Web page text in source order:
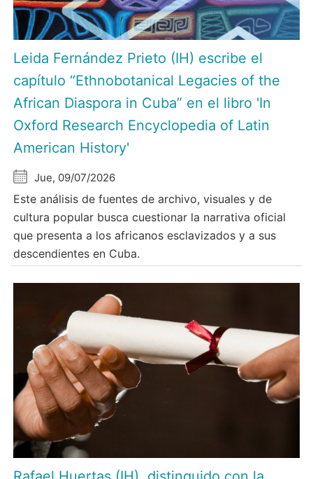
Leida Fernández Prieto (IH) escribe el
capítulo “Ethnobotanical Legacies of the
African Diaspora in Cuba” en el libro 'In
Oxford Research Encyclopedia of Latin
American History'
Jue, 09/07/2026
Este análisis de fuentes de archivo, visuales y de
cultura popular busca cuestionar la narrativa oficial
que presenta a los africanos esclavizados y a sus
descendientes en Cuba.